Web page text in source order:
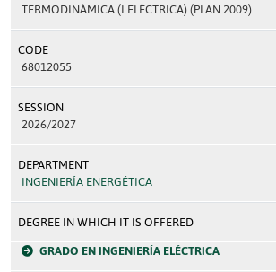
TERMODINÁMICA (I.ELÉCTRICA) (PLAN 2009)
CODE
68012055
SESSION
2026/2027
DEPARTMENT
INGENIERÍA ENERGÉTICA
DEGREE IN WHICH IT IS OFFERED
GRADO EN INGENIERÍA ELÉCTRICA